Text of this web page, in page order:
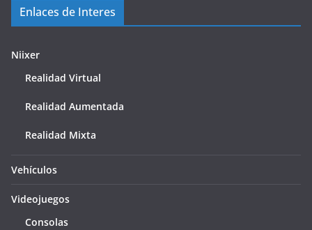
Enlaces de Interes
Niixer
Realidad Virtual
Realidad Aumentada
Realidad Mixta
Vehículos
Videojuegos
Consolas